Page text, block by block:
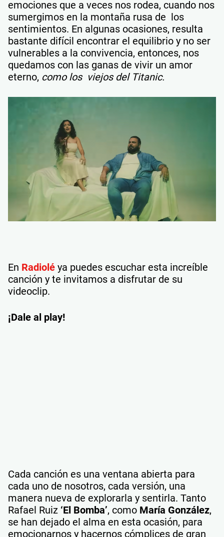
emociones que a veces nos rodea, cuando nos
sumergimos en la montaña rusa de los
sentimientos. En algunas ocasiones, resulta
bastante difícil encontrar el equilibrio y no ser
vulnerables a la convivencia, entonces, nos
quedamos con las ganas de vivir un amor
eterno, como los viejos del Titanic.
En Radiolé ya puedes escuchar esta increíble
canción y te invitamos a disfrutar de su
videoclip.
¡Dale al play!
Cada canción es una ventana abierta para
cada uno de nosotros, cada versión, una
manera nueva de explorarla y sentirla. Tanto
Rafael Ruiz ‘El Bomba’, como María González,
se han dejado el alma en esta ocasión, para
emocionarnos y hacernos cómplices de gran